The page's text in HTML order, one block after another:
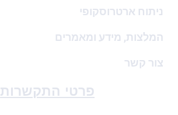
ניתוח ארטרוסקופי
המלצות, מידע ומאמרים
צור קשר
פרטי התקשרות